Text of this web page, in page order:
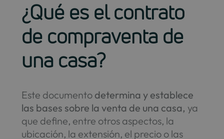
¿Qué es el contrato
de compraventa de
una casa?
Este documento determina y establece
las bases sobre la venta de una casa, ya
que define, entre otros aspectos, la
ubicación, la extensión, el precio o las